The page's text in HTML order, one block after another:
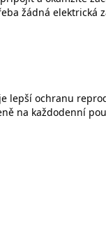
žádná elektrická
lepší ochranu
na každodenní